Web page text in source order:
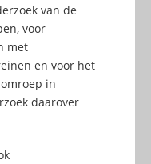
van de
voor
met
en voor het
in
daarover